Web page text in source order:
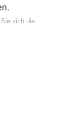
Sie sich die